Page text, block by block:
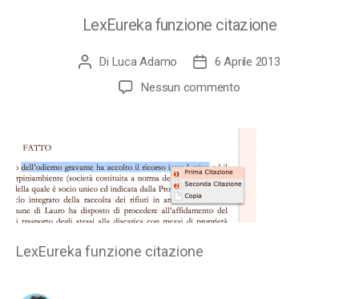
LexEureka funzione citazione
Autore
articolo
Di Luca Adamo
Data
dell'articolo
6 Aprile 2013
Nessun commentosu
LexEureka funzione citazione